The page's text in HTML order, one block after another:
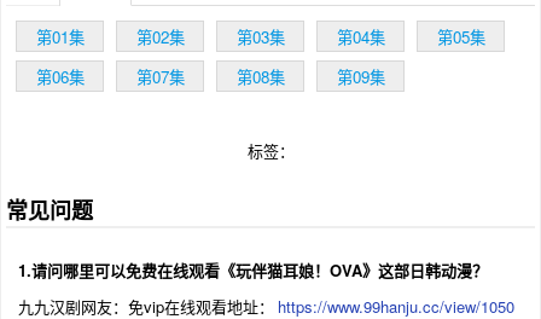
第01集 第02集 第03集 第04集
第05集
第06集
第07集 第08集 第09集
标签：
常见问题
1.请问哪里可以免费在线观看《玩伴猫耳娘！OVA》这部日韩动漫？
九九汉剧网友：免vip在线观看地址：
https://www.99hanju.cc/view/1050